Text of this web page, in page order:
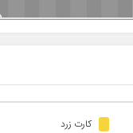
کارت زرد